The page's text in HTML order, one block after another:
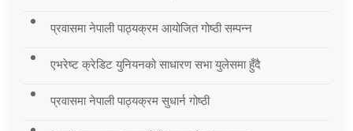
प्रवासमा नेपाली पाठ्यक्रम आयोजित गोष्ठी सम्पन्न
एभरेष्ट क्रेडिट युनियनको साधारण सभा युलेसमा हुँदै
प्रवासमा नेपाली पाठ्यक्रम सुधार्न गोष्ठी